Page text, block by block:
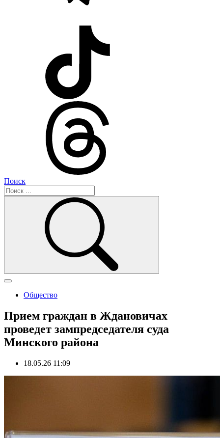
Поиск
Общество
Прием граждан в Ждановичах
проведет зампредседателя суда
Минского района
18.05.26 11:09